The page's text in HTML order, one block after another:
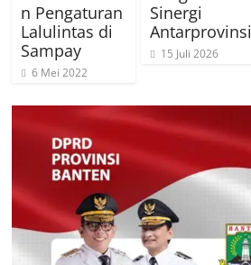
n Pengaturan
Lalulintas di
Sampay
6 Mei 2022
Sinergi
Antarprovinsi
15 Juli 2026